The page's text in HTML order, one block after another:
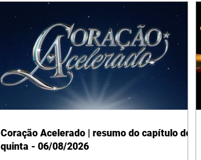
Coração Acelerado | resumo do capítulo de
quinta - 06/08/2026